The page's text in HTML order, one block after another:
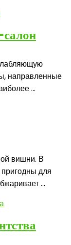
направленные
...
вишни. В
для
...